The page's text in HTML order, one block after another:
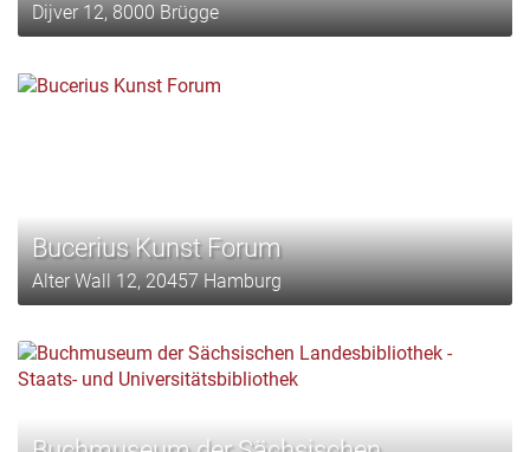
Dijver 12, 8000 Brügge
Bucerius Kunst Forum
Alter Wall 12, 20457 Hamburg